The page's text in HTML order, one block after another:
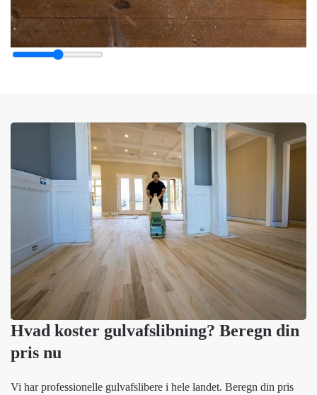
Hvad koster gulvafslibning? Beregn din
pris nu
Vi har professionelle gulvafslibere i hele landet. Beregn din pris